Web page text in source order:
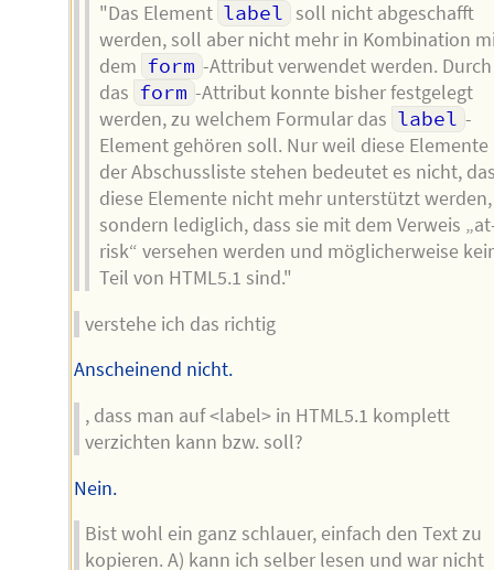
"Das Element label soll nicht abgeschafft
werden, soll aber nicht mehr in Kombination
dem form -Attribut verwendet werden. Durch
das form -Attribut konnte bisher festgelegt
werden, zu welchem Formular das label -
Element gehören soll. Nur weil diese Elemente
der Abschussliste stehen bedeutet es nicht,
diese Elemente nicht mehr unterstützt werden,
sondern lediglich, dass sie mit dem Verweis
risk“ versehen werden und möglicherweise
Teil von HTML5.1 sind."
verstehe ich das richtig
Anscheinend nicht.
, dass man auf <label> in HTML5.1 komplett
verzichten kann bzw. soll?
Nein.
Bist wohl ein ganz schlauer, einfach den Text zu
kopieren. A) kann ich selber lesen und war nicht